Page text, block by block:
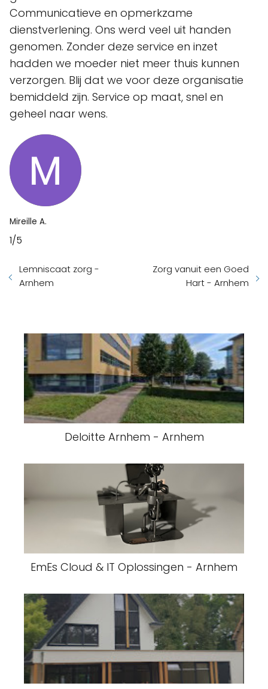
Communicatieve en opmerkzame
dienstverlening. Ons werd veel uit handen
genomen. Zonder deze service en inzet
hadden we moeder niet meer thuis kunnen
verzorgen. Blij dat we voor deze organisatie
bemiddeld zijn. Service op maat, snel en
geheel naar wens.
Mireille A.
1/5
Lemniscaat zorg -
Arnhem
Zorg vanuit een Goed
Hart - Arnhem
Deloitte Arnhem - Arnhem
EmEs Cloud & IT Oplossingen - Arnhem